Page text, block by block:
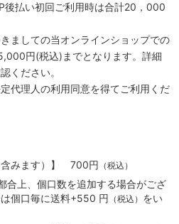
後払い初回ご利用時は合計20，000
ましての当オンラインショップでの
円(税込)までとなります。詳細
ください。
代理人の利用同意を得てご利用くだ
含みます）】 700円 （税込）
合上、個口数を追加する場合がござ
個口毎に送料+550 円
（税込） をい